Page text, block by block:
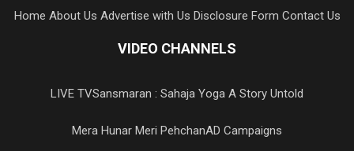
Home About Us Advertise with Us Disclosure Form Contact Us
VIDEO CHANNELS
LIVE TVSansmaran : Sahaja Yoga A Story Untold
Mera Hunar Meri PehchanAD Campaigns